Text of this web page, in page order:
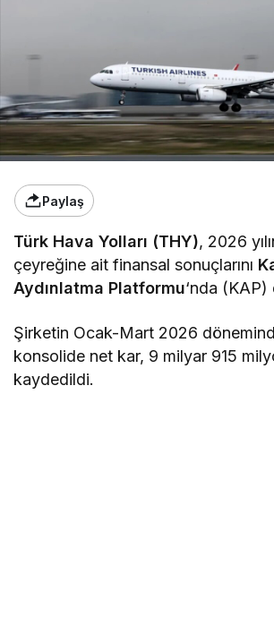
Paylaş
Türk Hava Yolları (THY), 2026
çeyreğine ait finansal sonuçlarını
Aydınlatma Platformu‘nda (KAP)
Şirketin Ocak-Mart 2026
konsolide net kar, 9 milyar 915
kaydedildi.